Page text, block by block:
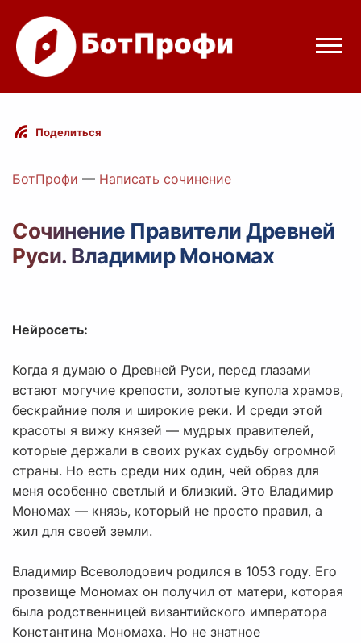
Режимы бота
Цены
Вход с Telegram
Поделиться
БотПрофи — Написать сочинение
Сочинение Правители Древней
Руси. Владимир Мономах
Нейросеть:
Когда я думаю о Древней Руси, перед глазами
встают могучие крепости, золотые купола храмов,
бескрайние поля и широкие реки. И среди этой
красоты я вижу князей — мудрых правителей,
которые держали в своих руках судьбу огромной
страны. Но есть среди них один, чей образ для
меня особенно светлый и близкий. Это Владимир
Мономах — князь, который не просто правил, а
жил для своей земли.
Владимир Всеволодович родился в 1053 году. Его
прозвище Мономах он получил от матери, которая
была родственницей византийского императора
Константина Мономаха. Но не знатное